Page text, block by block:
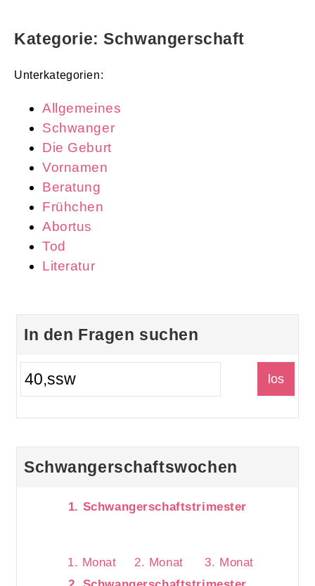
Kategorie: Schwangerschaft
Unterkategorien:
Allgemeines
Schwanger
Die Geburt
Vornamen
Beratung
Frühchen
Abortus
Tod
Literatur
In den Fragen suchen
Schwangerschaftswochen
1. Schwangerschaftstrimester
1. Monat 2. Monat
3. Monat